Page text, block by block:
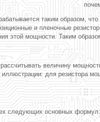
таким образом,
и пленочные
этой мощности. Таким
величину
иллюстрации: для резистора
следующих основных формул: